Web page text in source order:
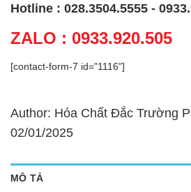
Hotline : 028.3504.5555 -
ZALO : 0933.920.505
[contact-form-7 id="1116"]
Author: Hóa Chất Đắc Trường
02/01/2025
MÔ TẢ